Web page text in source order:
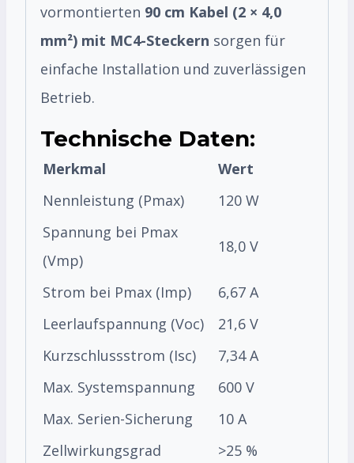
vormontierten 90 cm Kabel (2 × 4,0
mm²) mit MC4-Steckern sorgen für
einfache Installation und zuverlässigen
Betrieb.
Technische Daten:
Merkmal
Wert
Nennleistung (Pmax)
120 W
Spannung bei Pmax
(Vmp)
18,0 V
Strom bei Pmax (Imp)
6,67 A
Leerlaufspannung (Voc)
21,6 V
Kurzschlussstrom (Isc)
7,34 A
Max. Systemspannung
600 V
Max. Serien-Sicherung
10 A
Zellwirkungsgrad
>25 %